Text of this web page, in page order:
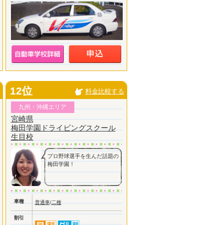
12位 料金比較する
九州・沖縄エリア
宮崎県
梅田学園ドライビングスクール
生目校
プロ野球選手を生んだ話題の
梅田学園！
車種 普通車/二種
割引